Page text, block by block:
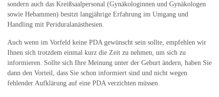
sondern auch das Kreißsaalpersonal (Gynäkologinnen und Gynäkologen
sowie Hebammen) besitzt langjährige Erfahrung im Umgang und
Handling mit Periduralanästhesien.
Auch wenn im Vorfeld keine PDA gewünscht sein sollte, empfehlen wir
Ihnen sich trotzdem einmal kurz die Zeit zu nehmen, um sich zu
informieren. Sollte sich Ihre Meinung unter der Geburt ändern, haben Sie
dann den Vorteil, dass Sie schon informiert sind und nicht wegen
fehlender Aufklärung auf eine PDA verzichten müssen.